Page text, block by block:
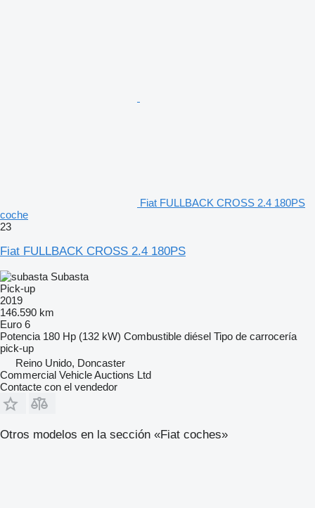
Fiat FULLBACK CROSS 2.4 180PS
coche
23
Fiat FULLBACK CROSS 2.4 180PS
Subasta
Pick-up
2019
146.590 km
Euro 6
Potencia 180 Hp (132 kW) Combustible diésel Tipo de carrocería
pick-up
Reino Unido, Doncaster
Commercial Vehicle Auctions Ltd
Contacte con el vendedor
Otros modelos en la sección «Fiat coches»